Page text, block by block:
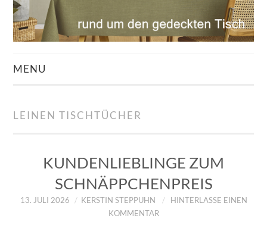
MENU
ÜBER UNS
ZUM SHOP
DATENSCHUTZERKLÄRUNG
LEINEN TISCHTÜCHER
KUNDENLIEBLINGE ZUM
SCHNÄPPCHENPREIS
13. JULI 2026 KERSTIN STEPPUHN
HINTERLASSE EINEN
KOMMENTAR